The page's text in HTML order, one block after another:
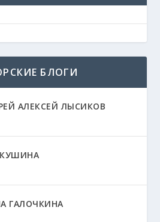
БЛОГИ
АЛЕКСЕЙ ЛЫСИКОВ
ГАЛОЧКИНА